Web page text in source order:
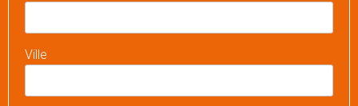
Ville